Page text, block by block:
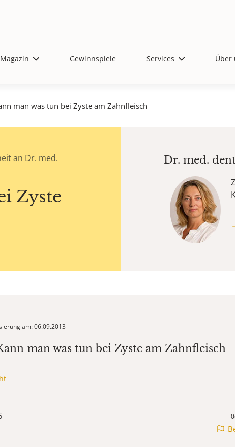
Magazin Gewinnspiele Services Über
man was tun bei Zyste am Zahnfleisch
an Dr. med.
Zyste
Dr. med.
am: 06.09.2013
man was tun bei Zyste am Zahnfleisch